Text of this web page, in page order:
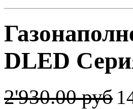
DLED
2'930.00 руб